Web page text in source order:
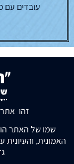
זהו
שמו של האתר
האמונית,